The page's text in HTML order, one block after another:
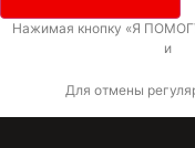
Нажимая кнопку «Я
и
Для отмены